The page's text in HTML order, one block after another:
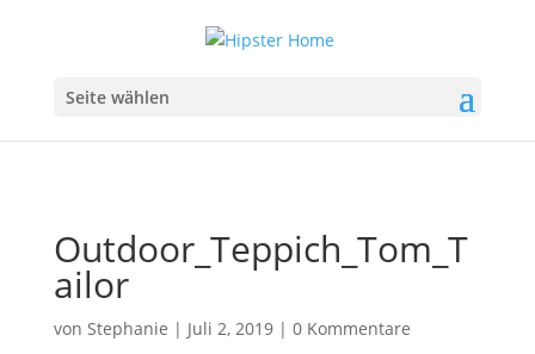
Seite wählen
Outdoor_Teppich_Tom_T
ailor
von Stephanie | Juli 2, 2019| 0 Kommentare